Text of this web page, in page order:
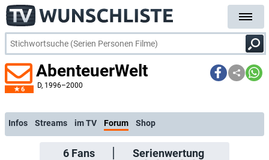
6
AbenteuerWelt
D, 1996–2000
Infos Streams im TV Forum Shop
6Fans Serienwertung